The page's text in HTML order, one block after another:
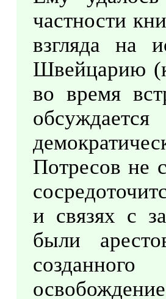
частности
взгляда на
Швейцарию
во время
Потресов не
и связях с
были